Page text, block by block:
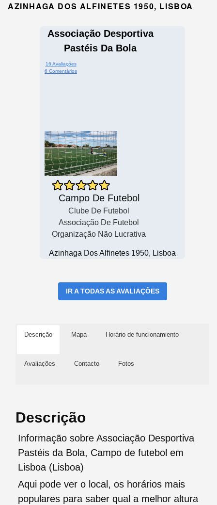
AZINHAGA DOS ALFINETES 1950, LISBOA
Associação Desportiva
Pastéis Da Bola
16 Avaliações
6 Comentários
Campo De Futebol
Clube De Futebol
Associação De Futebol
Organização Não Lucrativa
Azinhaga Dos Alfinetes 1950, Lisboa
IR A TODAS AS AVALIAÇÕES
Descrição Mapa Horário de funcionamiento
Avaliações Contacto Fotos
Descrição
Informação sobre Associação Desportiva
Pastéis da Bola, Campo de futebol em
Lisboa (Lisboa)
Aqui pode ver o local, os horários mais
populares para saber qual a melhor altura